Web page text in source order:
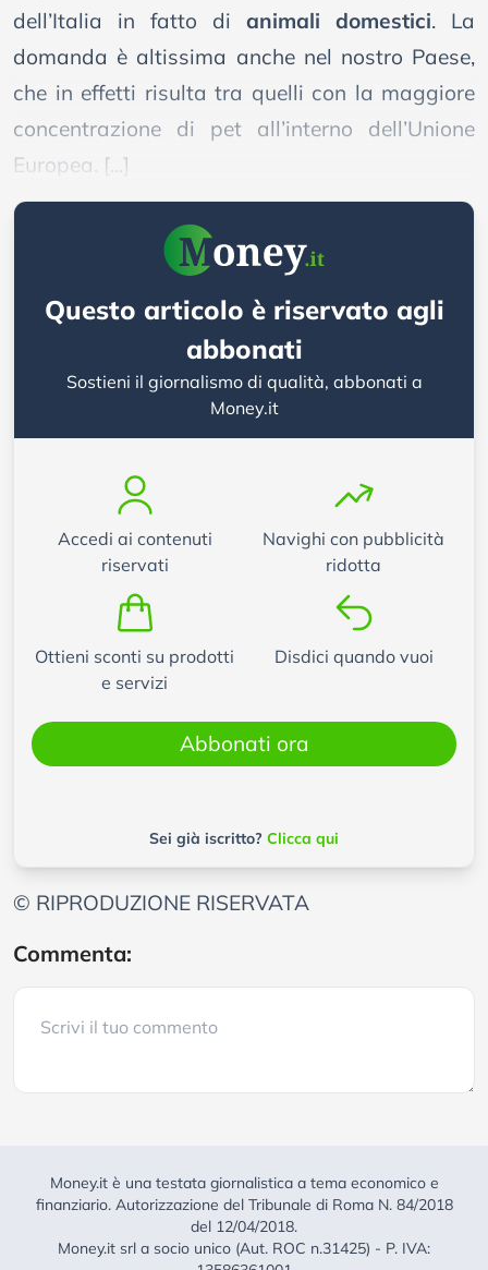
dell’Italia in fatto di animali domestici. La
domanda è altissima anche nel nostro Paese,
che in effetti risulta tra quelli con la maggiore
concentrazione di pet all’interno dell’Unione
Europea. [...]
Questo articolo è riservato agli
abbonati
Sostieni il giornalismo di qualità, abbonati a
Money.it
Accedi ai contenuti
riservati
Navighi con pubblicità
ridotta
Ottieni sconti su prodotti
e servizi
Disdici quando vuoi
Abbonati ora
Sei già iscritto? Clicca qui
© RIPRODUZIONE RISERVATA
Commenta:
Money.it è una testata giornalistica a tema economico e
finanziario. Autorizzazione del Tribunale di Roma N. 84/2018
del 12/04/2018.
Money.it srl a socio unico (Aut. ROC n.31425) - P. IVA: